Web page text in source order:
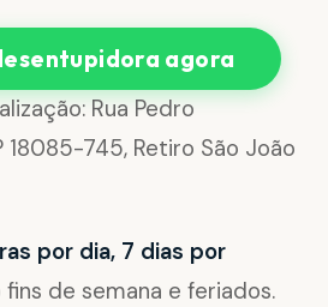
agora
Rua Pedro
18085-745, Retiro São João
por dia, 7 dias por
fins de semana e feriados.